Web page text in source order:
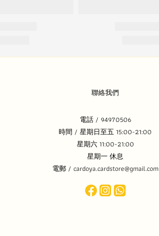
聯絡我們
電話 / 94970506
時間 / 星期日至五 15:00-21:00
星期六 11:00-21:00
星期一 休息
電郵 / cardoya.cardstore@gmail.com